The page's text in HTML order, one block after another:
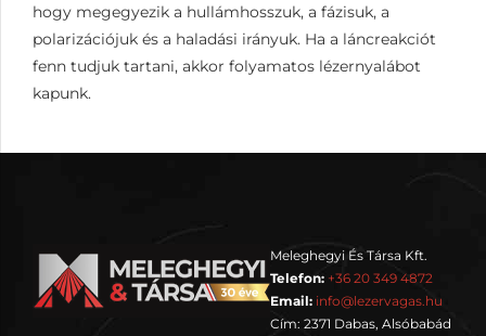
hogy megegyezik a hullámhosszuk, a fázisuk, a
polarizációjuk és a haladási irányuk. Ha a láncreakciót
fenn tudjuk tartani, akkor folyamatos lézernyalábot
kapunk.
Meleghegyi És Társa Kft.
Telefon: +36 20 349 4872
Email: info@lezervagas.hu
Cím: 2371 Dabas, Alsóbabád